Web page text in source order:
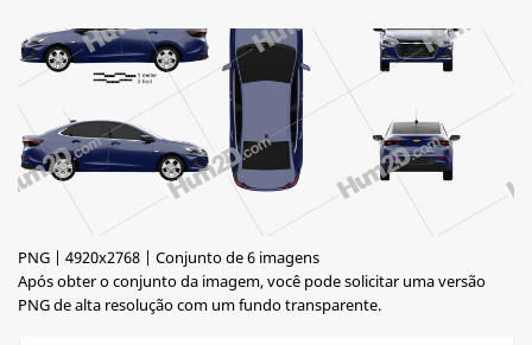
PNG | 4920x2768 | Conjunto de 6 imagens
Após obter o conjunto da imagem, você pode solicitar uma versão
PNG de alta resolução com um fundo transparente.